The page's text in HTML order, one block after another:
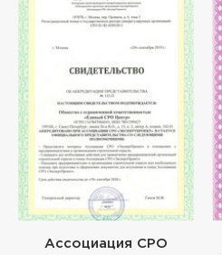
Ассоциация СРО